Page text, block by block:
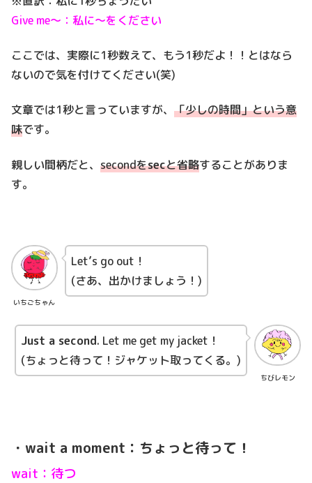
Give me～：私に～をください
ここでは、実際に1秒数えて、もう1秒だよ！！とはなら
ないので気を付けてください(笑)
文章では1秒と言っていますが、 「少しの時間」という意
味です。
親しい間柄だと、 secondをsecと省略することがありま
す。
いちごちゃん
Let’s go out！
(さあ、出かけましょう！)
ちびレモン
Just a second. Let me get my jacket！
(ちょっと待って！ジャケット取ってくる。)
・wait a moment：ちょっと待って！
wait：待つ